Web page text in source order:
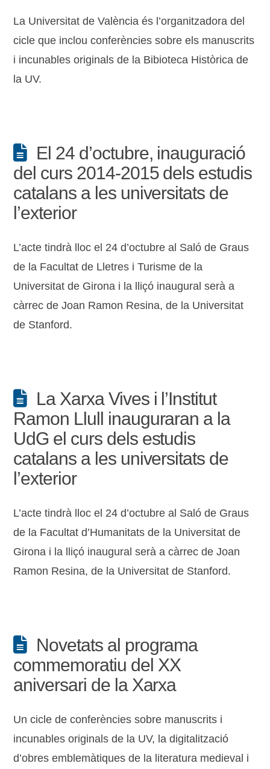
La Universitat de València és l’organitzadora del
cicle que inclou conferències sobre els manuscrits
i incunables originals de la Bibioteca Històrica de
la UV.
El 24 d’octubre, inauguració
del curs 2014-2015 dels estudis
catalans a les universitats de
l’exterior
L’acte tindrà lloc el 24 d’octubre al Saló de Graus
de la Facultat de Lletres i Turisme de la
Universitat de Girona i la lliçó inaugural serà a
càrrec de Joan Ramon Resina, de la Universitat
de Stanford.
La Xarxa Vives i l’Institut
Ramon Llull inauguraran a la
UdG el curs dels estudis
catalans a les universitats de
l’exterior
L’acte tindrà lloc el 24 d’octubre al Saló de Graus
de la Facultat d’Humanitats de la Universitat de
Girona i la lliçó inaugural serà a càrrec de Joan
Ramon Resina, de la Universitat de Stanford.
Novetats al programa
commemoratiu del XX
aniversari de la Xarxa
Un cicle de conferències sobre manuscrits i
incunables originals de la UV, la digitalització
d’obres emblemàtiques de la literatura medieval i